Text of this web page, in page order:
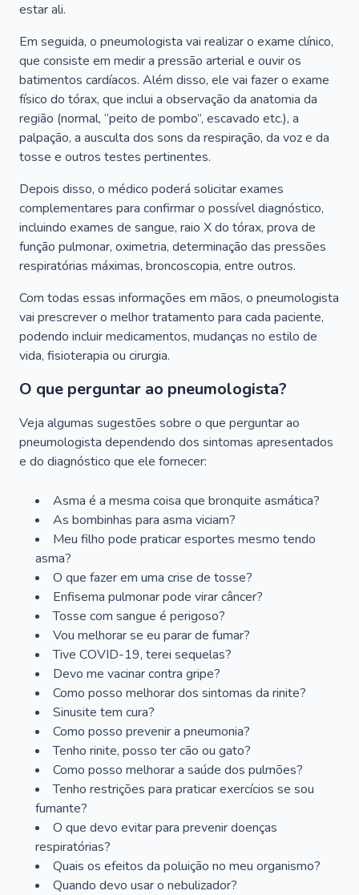
estar ali.
Em seguida, o pneumologista vai realizar o exame clínico,
que consiste em medir a pressão arterial e ouvir os
batimentos cardíacos. Além disso, ele vai fazer o exame
físico do tórax, que inclui a observação da anatomia da
região (normal, “peito de pombo”, escavado etc.), a
palpação, a ausculta dos sons da respiração, da voz e da
tosse e outros testes pertinentes.
Depois disso, o médico poderá solicitar exames
complementares para confirmar o possível diagnóstico,
incluindo exames de sangue, raio X do tórax, prova de
função pulmonar, oximetria, determinação das pressões
respiratórias máximas, broncoscopia, entre outros.
Com todas essas informações em mãos, o pneumologista
vai prescrever o melhor tratamento para cada paciente,
podendo incluir medicamentos, mudanças no estilo de
vida, fisioterapia ou cirurgia.
O que perguntar ao pneumologista?
Veja algumas sugestões sobre o que perguntar ao
pneumologista dependendo dos sintomas apresentados
e do diagnóstico que ele fornecer:
Asma é a mesma coisa que bronquite asmática?
As bombinhas para asma viciam?
Meu filho pode praticar esportes mesmo tendo
asma?
O que fazer em uma crise de tosse?
Enfisema pulmonar pode virar câncer?
Tosse com sangue é perigoso?
Vou melhorar se eu parar de fumar?
Tive COVID-19, terei sequelas?
Devo me vacinar contra gripe?
Como posso melhorar dos sintomas da rinite?
Sinusite tem cura?
Como posso prevenir a pneumonia?
Tenho rinite, posso ter cão ou gato?
Como posso melhorar a saúde dos pulmões?
Tenho restrições para praticar exercícios se sou
fumante?
O que devo evitar para prevenir doenças
respiratórias?
Quais os efeitos da poluição no meu organismo?
Quando devo usar o nebulizador?